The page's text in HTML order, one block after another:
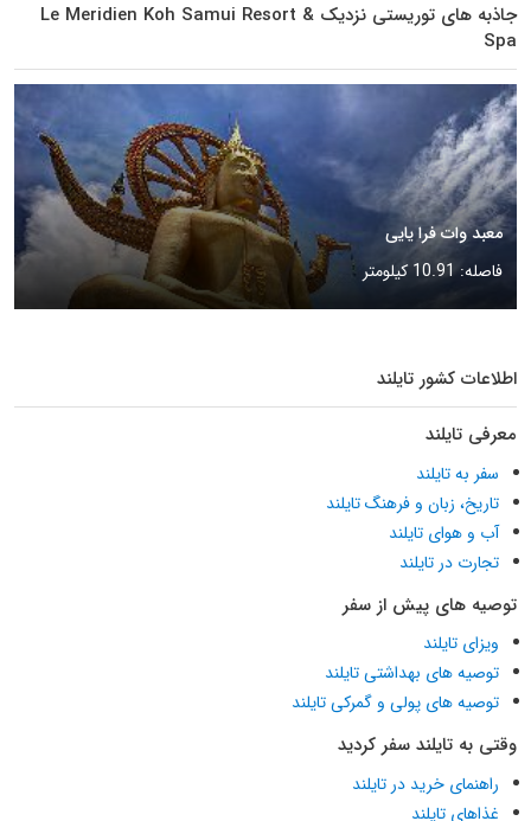
جاذبه های توریستی نزدیک Le Meridien Koh Samui Resort &
Spa
معبد وات فرا یایی
فاصله: 10.91 کیلومتر
اطلاعات کشور تایلند
معرفی تایلند
سفر به تایلند
تاریخ، زبان و فرهنگ تایلند
آب و هوای تایلند
تجارت در تایلند
توصیه های پیش از سفر
ویزای تایلند
توصیه های بهداشتی تایلند
توصیه های پولی و گمرکی تایلند
وقتی به تایلند سفر کردید
راهنمای خرید در تایلند
غذاهای تایلند